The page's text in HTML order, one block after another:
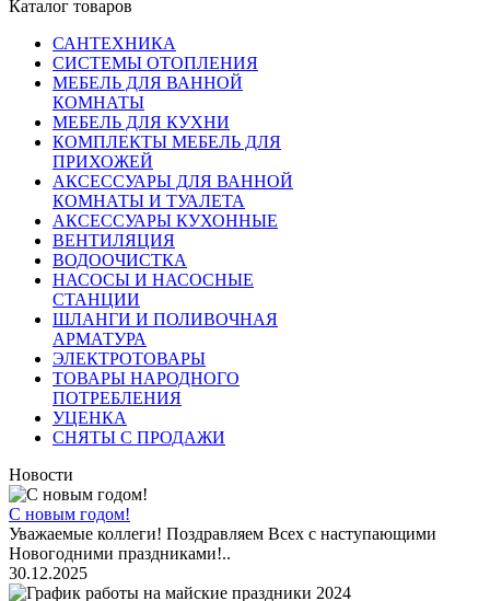
Каталог товаров
САНТЕХНИКА
СИСТЕМЫ ОТОПЛЕНИЯ
МЕБЕЛЬ ДЛЯ ВАННОЙ
КОМНАТЫ
МЕБЕЛЬ ДЛЯ КУХНИ
КОМПЛЕКТЫ МЕБЕЛЬ ДЛЯ
ПРИХОЖЕЙ
АКСЕССУАРЫ ДЛЯ ВАННОЙ
КОМНАТЫ И ТУАЛЕТА
АКСЕССУАРЫ КУХОННЫЕ
ВЕНТИЛЯЦИЯ
ВОДООЧИСТКА
НАСОСЫ И НАСОСНЫЕ
СТАНЦИИ
ШЛАНГИ И ПОЛИВОЧНАЯ
АРМАТУРА
ЭЛЕКТРОТОВАРЫ
ТОВАРЫ НАРОДНОГО
ПОТРЕБЛЕНИЯ
УЦЕНКА
СНЯТЫ С ПРОДАЖИ
Новости
С новым годом!
Уважаемые коллеги! Поздравляем Всех с наступающими
Новогодними праздниками!..
30.12.2025